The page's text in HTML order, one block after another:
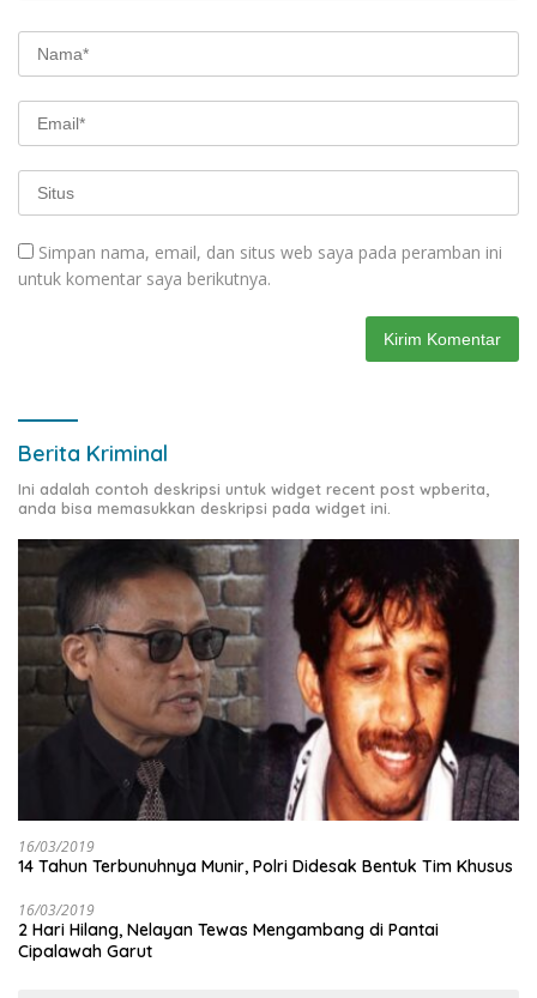
Simpan nama, email, dan situs web saya pada peramban ini
untuk komentar saya berikutnya.
Berita Kriminal
Ini adalah contoh deskripsi untuk widget recent post wpberita,
anda bisa memasukkan deskripsi pada widget ini.
16/03/2019
14 Tahun Terbunuhnya Munir, Polri Didesak Bentuk Tim Khusus
16/03/2019
2 Hari Hilang, Nelayan Tewas Mengambang di Pantai
Cipalawah Garut